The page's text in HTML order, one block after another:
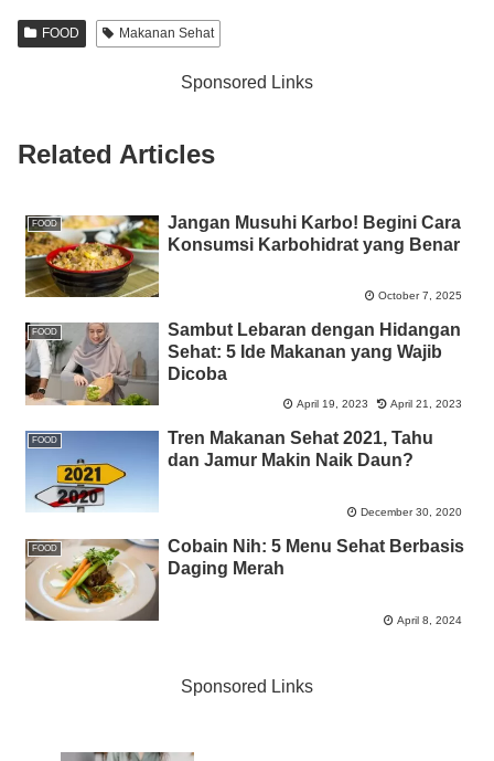
e
k
er s
p
g
FOOD Makanan Sehat
Sponsored Links
Related Articles
FOOD
Jangan Musuhi Karbo! Begini Cara
Konsumsi Karbohidrat yang Benar
October 7, 2025
FOOD
Sambut Lebaran dengan Hidangan
Sehat: 5 Ide Makanan yang Wajib
Dicoba
April 19, 2023 April 21, 2023
FOOD
Tren Makanan Sehat 2021, Tahu
dan Jamur Makin Naik Daun?
December 30, 2020
FOOD
Cobain Nih: 5 Menu Sehat Berbasis
Daging Merah
April 8, 2024
Sponsored Links